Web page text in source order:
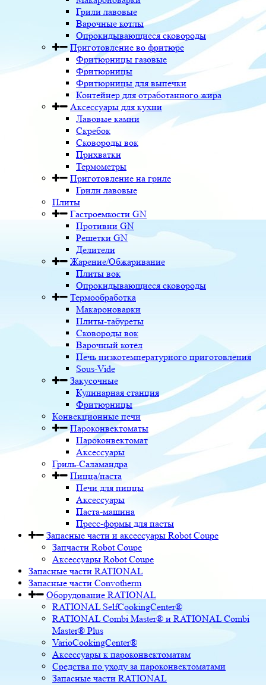
Грили лавовые
Варочные котлы
Опрокидывающиеся сковороды
Приготовление во фритюре
Фритюрницы газовые
Фритюрницы
Фритюрницы для выпечки
Контейнер для отработанного жира
Аксессуары для кухни
Лавовые камни
Скребок
Сковороды вок
Прихватки
Термометры
Приготовление на гриле
Грили лавовые
Плиты
Гастроемкости GN
Противни GN
Решетки GN
Делители
Жарение/Обжаривание
Плиты вок
Опрокидывающиеся сковороды
Термообработка
Макароноварки
Плиты-табуреты
Сковороды вок
Варочный котёл
Печь низкотемпературного приготовления
Sous-Vide
Закусочные
Кулинарная станция
Фритюрницы
Конвекционные печи
Пароконвектоматы
Пароконвектомат
Аксессуары
Гриль-Саламандра
Пицца/паста
Печи для пиццы
Аксессуары
Паста-машина
Пресс-формы для пасты
Запасные части и аксессуары Robot Coupe
Запчасти Robot Coupe
Аксессуары Robot Coupe
Запасные части RATIONAL
Запасные части Convotherm
Оборудование RATIONAL
RATIONAL SelfCookingCenter®
RATIONAL Combi Master® и RATIONAL Combi
Master® Plus
VarioCookingCenter®
Аксессуары к пароконвектоматам
Средства по уходу за пароконвектоматами
Запасные части RATIONAL